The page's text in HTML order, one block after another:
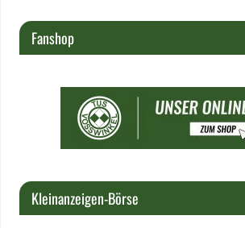
Fanshop
Kleinanzeigen-Börse